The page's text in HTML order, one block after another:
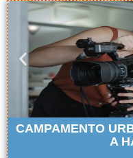
CAMPAMENTO
A